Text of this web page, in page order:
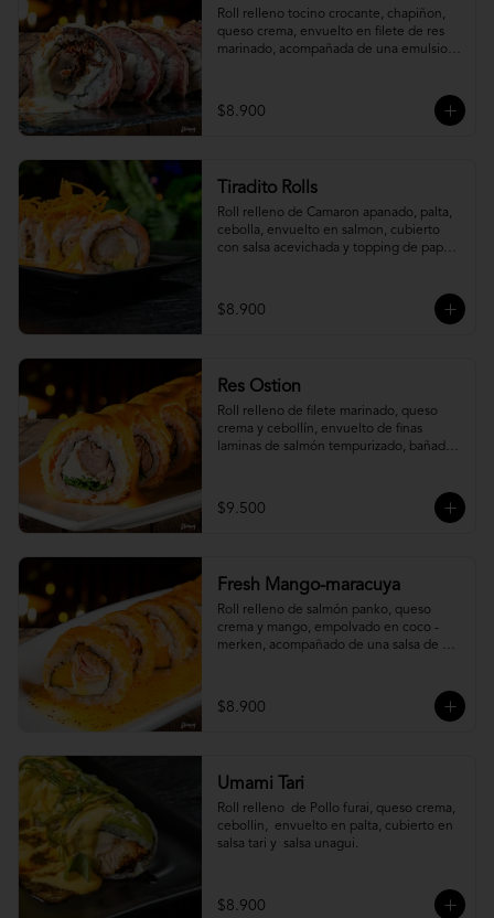
Roll relleno tocino crocante, chapiñon,
queso crema, envuelto en filete de res
marinado, acompañada de una emulsion
$8.900
Tiradito Rolls
Roll relleno de Camaron apanado, palta,
cebolla, envuelto en salmon, cubierto
con salsa acevichada y topping de papa
$8.900
Res Ostion
Roll relleno de filete marinado, queso
crema y cebollín, envuelto de finas
laminas de salmón tempurizado, bañada
$9.500
Fresh Mango-maracuya
Roll relleno de salmón panko, queso
crema y mango, empolvado en coco -
merken, acompañado de una salsa de
$8.900
Umami Tari
Roll relleno  de Pollo furai, queso crema,
cebollin,  envuelto en palta, cubierto en
salsa tari y  salsa unagui.
$8.900